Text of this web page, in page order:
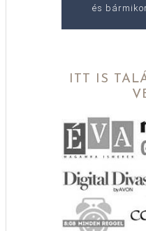
és
ITT IS